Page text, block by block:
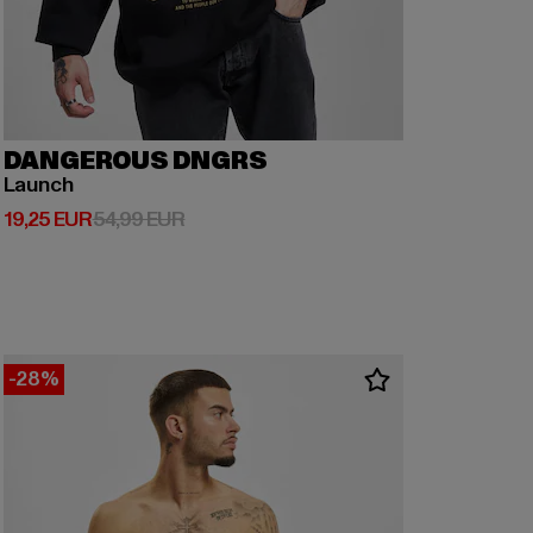
DANGEROUS DNGRS
Launch
19,25 EUR
Derzeitiger Preis: 19,25 EUR
54,99 EURAktionspreis: 54,99 EUR
-28%